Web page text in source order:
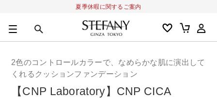
夏季休暇に関するご案内
キーワード
アルーチェルーチェ オディリア BIVABOO
カートの合計金額0円
2色のコントロールカラーで、なめらかな肌に演出して
くれるクッションファンデーション
【CNP Laboratory】CNP CICA